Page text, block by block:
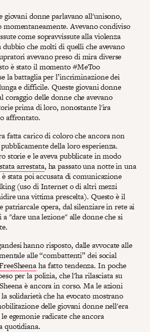
giovani donne parlavano all'unisono,
momentaneamente. Avevano condiviso
come sopravvissute alla violenza
dubbio che molti di quelli che avevano
avevano preso di mira diverse
è stato il momento #MeToo
la battaglia per l’incriminazione dei
e difficile. Queste giovani donne
coraggio delle donne che avevano
prima di loro, nonostante l'ira
affrontato.
fatta carico di coloro che ancora non
della loro esperienza.
storie e le aveva pubblicate in modo
arrestata, ha passato una notte in una
stata poi accusata di comunicazione
(uso di Internet o di altri mezzi
una vittima prescelta). Questo è il
patriarcale opera, dal silenziare in rete ai
"dare una lezione" alle donne che si
hanno risposto, dalle avvocate alle
alle “combattenti” dei social
ha fatto tendenza. In poche
per la polizia, che l'ha rilasciata su
è ancora in corso. Ma le azioni
solidarietà che ha evocato mostrano
delle giovani donne nell'era
egemonie radicate che ancora
quotidiana.